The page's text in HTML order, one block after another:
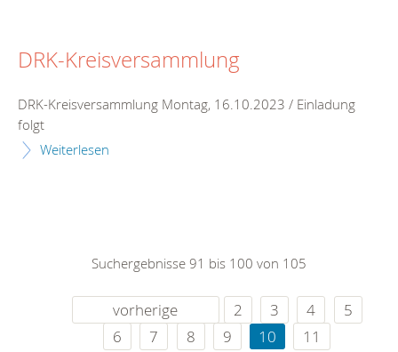
DRK-Kreisversammlung
DRK-Kreisversammlung Montag, 16.10.2023 / Einladung
folgt
Weiterlesen
Suchergebnisse 91 bis 100 von 105
vorherige 2 3 4
5
6
7 8 9 10
11